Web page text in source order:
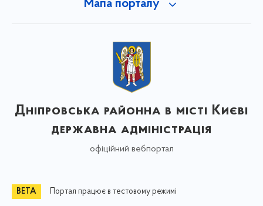
Мапа порталу
Дніпровська районна в місті Києві
державна адміністрація
офіційний вебпортал
Портал працює в тестовому режимі